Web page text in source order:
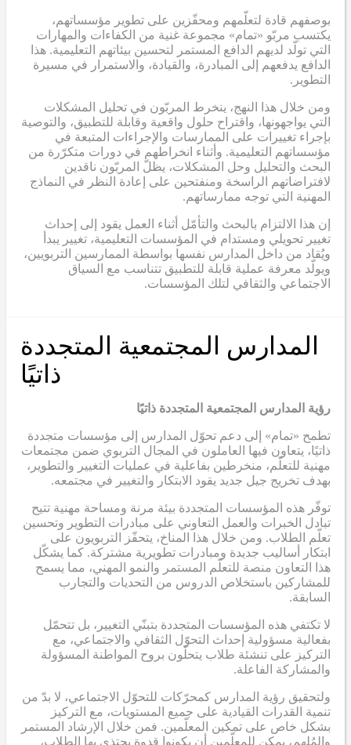
بوصفهم قادة لتعلّمهم ومحفّزين على تطوير مؤسساتهم،
يكتسب مربّو «تمام» مجموعة غنية من الكفاءات والمهارات
التي تولّد لديهم الدافع المستمر لتحسين بيئاتهم التعليمية. هذا
الدافع يدفعهم إلى المبادرة، والقيادة، والاستمرار في مسيرة
التطوير.
ومن خلال هذا النهج، ينخرط المربّون في تحليل المشكلات
التي يواجهونها، واقتراح حلول واقعية وقابلة للتطبيق، والتوصية
بإجراء تغييرات على الممارسات والإجراءات المتبعة في
مؤسساتهم التعليمية. وأثناء انخراطهم في دورات متكرّرة من
البحث والتحليل وحل المشكلات، يظلّ المربّون ناقدين
لافتراضاتهم الراسخة ومنفتحين على إعادة النظر في النماذج
المهنية التي توجه ممارساتهم.
إن هذا الالتزام بالبحث والتأمّل أثناء العمل يقود إلى إحداث
تغيير تحويلي ومستدام في المؤسسات التعليمية، تغيير يبدأ
ويُقاد من داخل المدارس نفسها بواسطة الممارسين التربويين،
ويولّد معرفة عملية قابلة للتطبيق تتناسب مع السياق
الاجتماعي والثقافي لتلك المؤسسات.
المدارس المجتمعية المتجددة
ذاتيًا
رؤية المدارس المجتمعية المتجددة ذاتيًا
تطمح «تمام» إلى دعم تحوّل المدارس إلى مؤسسات متجددة
ذاتيًا، يتعاون فيها العاملون في المجال التربوي ضمن مجتمعات
مهنية للتعلّم، منخرطين بفاعلية في عمليات التغيير والتطوير،
بهدف تخريج جيل جديد يقود الابتكار والتغيير في مجتمعه.
توفّر هذه المؤسسات المتجددة بيئة مرنة ومساحة مهنية تتيح
تبادل الخبرات والعمل التعاوني على مبادرات التطوير وتحسين
تعلّم الطلاب. ومن خلال هذا المناخ، يتحفّز التربويون على
ابتكار أساليب جديدة ومبادرات تطويرية مشتركة. كما يشكّل
هذا التعاون منصة للتعلّم المستمر والنمو المهني، مما يسمح
للمشاركين باستخلاص الدروس من التحديات والتجارب
السابقة.
لا تكتفي هذه المؤسسات المتجددة بتبنّي التغيير، بل تتحمّل
بفعالية مسؤولية إحداث التحوّل الثقافي والاجتماعي، مع
التركيز على تنشئة طلاب يتحلّون بروح المواطنة المسؤولة
والمشاركة الفاعلة.
ولتحقيق رؤية المدارس كمحرّكات للتحوّل الاجتماعي، لا بدّ من
تنمية القدرات القيادية على جميع المستويات، مع التركيز
بشكل خاص على تمكين المعلّمين. فمن خلال الإرشاد المستمر
والمُلهم، يمكن للمعلّمين أن يكونوا قدوة يحتذي بها الطلاب،